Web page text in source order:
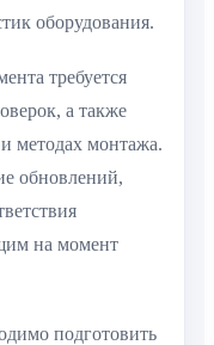
оборудования.
требуется
а также
методах монтажа.
обновлений,
на момент
подготовить